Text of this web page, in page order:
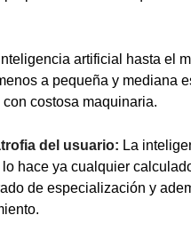
artificial hasta el
a pequeña y mediana
costosa maquinaria.
del usuario: La
hace ya cualquier
de especialización y